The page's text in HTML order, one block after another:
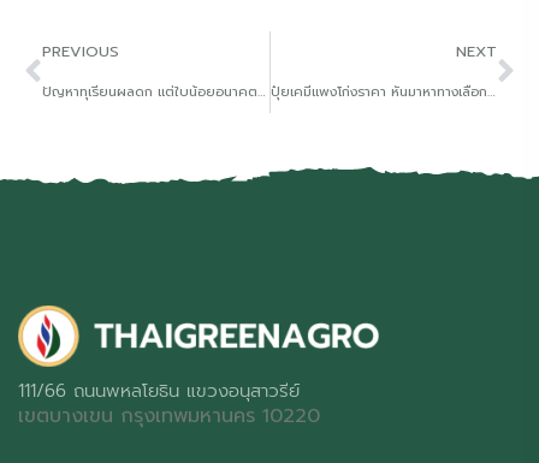
PREVIOUS
ปัญหาทุเรียนผลดก แต่ใบน้อยอนาคตที่น่าห่วง
NEXT
ปุ๋ยเคมีแพงโก่งราคา หันมาหาทางเลือกใช้ หินแร่ภูเขาไฟร่วมกับปุ๋ยอินทรีย์ทดแทน
111/66 ถนนพหลโยธิน แขวงอนุสาวรีย์
เขตบางเขน กรุงเทพมหานคร 10220